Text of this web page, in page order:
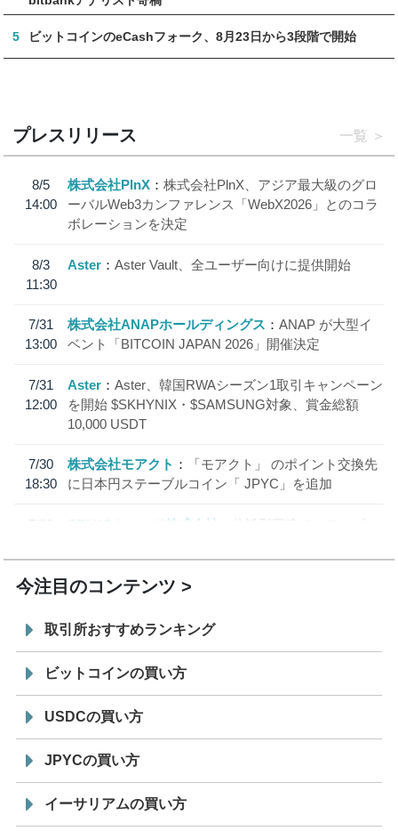
5 ビットコインのeCashフォーク、8月23日から3段階で開始
プレスリリース 一覧
8/5
14:00
株式会社PlnX
株式会社PlnX、アジア最大級のグロ
ーバルWeb3カンファレンス「WebX2026」とのコラ
ボレーションを決定
8/3
11:30
Aster Aster Vault、全ユーザー向けに提供開始
7/31
13:00
株式会社ANAPホールディングス
ANAP が大型イ
ベント「BITCOIN JAPAN 2026」開催決定
7/31
12:00
Aster
Aster、韓国RWAシーズン1取引キャンペーン
を開始 $SKHYNIX・$SAMSUNG対象、賞金総額
10,000 USDT
7/30
18:30
株式会社モアクト
「モアクト」 のポイント交換先
に日本円ステーブルコイン「 JPYC」を追加
7/29
SBI VCトレード株式会社
信託型円建てステーブル
今注目のコンテンツ
取引所おすすめランキング
ビットコインの買い方
USDCの買い方
JPYCの買い方
イーサリアムの買い方